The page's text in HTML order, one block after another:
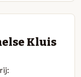
Kluis